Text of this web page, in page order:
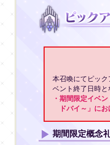
本召喚にてピッ
ベント終了日時と
・期間限定イベ
ドバイ～」に
期間限定概念